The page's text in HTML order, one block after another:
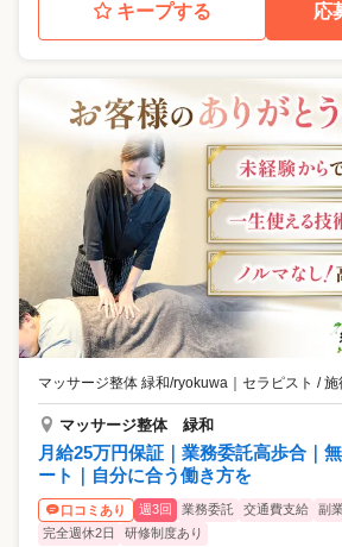
キープする 応
マッサージ整体 緑和/ryokuwa ｜ セラピスト / 施
マッサージ整体 緑和
月給25万円保証｜業務委託高歩合｜
ート｜自分に合う働き方を
口コミあり 週3回 業務委託 交通費支給
副
完全週休2日
研修制度あり